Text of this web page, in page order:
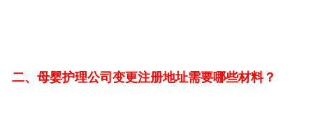
二、母婴护理公司变更注册地址需要哪些材料？